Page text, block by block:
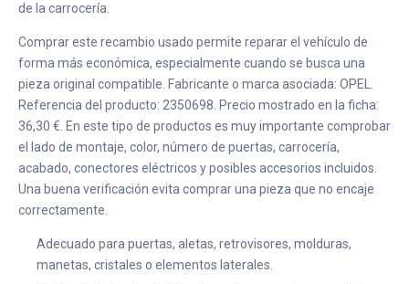
de la carrocería.
Comprar este recambio usado permite reparar el vehículo de
forma más económica, especialmente cuando se busca una
pieza original compatible. Fabricante o marca asociada: OPEL.
Referencia del producto: 2350698. Precio mostrado en la ficha:
36,30 €. En este tipo de productos es muy importante comprobar
el lado de montaje, color, número de puertas, carrocería,
acabado, conectores eléctricos y posibles accesorios incluidos.
Una buena verificación evita comprar una pieza que no encaje
correctamente.
Adecuado para puertas, aletas, retrovisores, molduras,
manetas, cristales o elementos laterales.